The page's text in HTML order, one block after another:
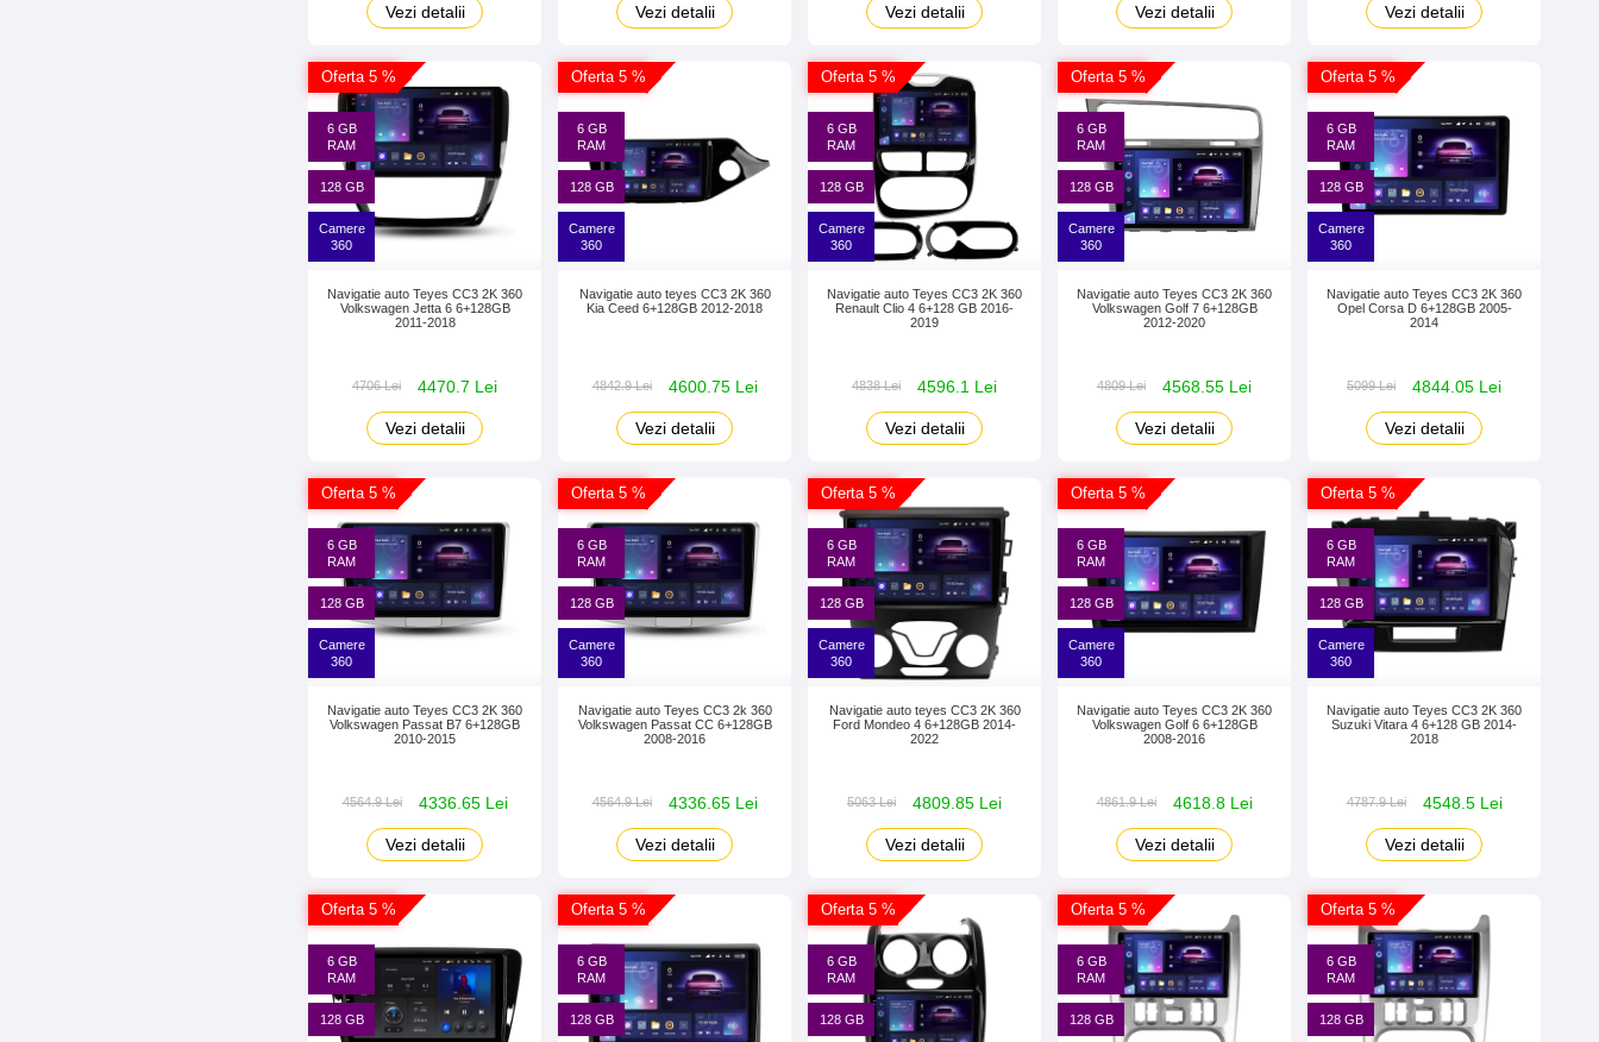
Vezi detalii Vezi detalii Vezi detalii Vezi detalii Vezi detalii
Oferta 5 %
6 GB
RAM
128 GB
Camere
360
Navigatie auto Teyes CC3 2K 360
Volkswagen Jetta 6 6+128GB
2011-2018
4706 Lei 4470.7 Lei
Vezi detalii
Oferta 5 %
6 GB
RAM
128 GB
Camere
360
Navigatie auto teyes CC3 2K 360
Kia Ceed 6+128GB 2012-2018
4842.9 Lei 4600.75 Lei
Vezi detalii
Oferta 5 %
6 GB
RAM
128 GB
Camere
360
Navigatie auto Teyes CC3 2K 360
Renault Clio 4 6+128 GB 2016-
2019
4838 Lei 4596.1 Lei
Vezi detalii
Oferta 5 %
6 GB
RAM
128 GB
Camere
360
Navigatie auto Teyes CC3 2K 360
Volkswagen Golf 7 6+128GB
2012-2020
4809 Lei 4568.55 Lei
Vezi detalii
Oferta 5 %
6 GB
RAM
128 GB
Camere
360
Navigatie auto Teyes CC3 2K 360
Opel Corsa D 6+128GB 2005-
2014
5099 Lei 4844.05 Lei
Vezi detalii
Oferta 5 %
6 GB
RAM
128 GB
Camere
360
Navigatie auto Teyes CC3 2K 360
Volkswagen Passat B7 6+128GB
2010-2015
4564.9 Lei 4336.65 Lei
Vezi detalii
Oferta 5 %
6 GB
RAM
128 GB
Camere
360
Navigatie auto Teyes CC3 2k 360
Volkswagen Passat CC 6+128GB
2008-2016
4564.9 Lei 4336.65 Lei
Vezi detalii
Oferta 5 %
6 GB
RAM
128 GB
Camere
360
Navigatie auto teyes CC3 2K 360
Ford Mondeo 4 6+128GB 2014-
2022
5063 Lei 4809.85 Lei
Vezi detalii
Oferta 5 %
6 GB
RAM
128 GB
Camere
360
Navigatie auto Teyes CC3 2K 360
Volkswagen Golf 6 6+128GB
2008-2016
4861.9 Lei 4618.8 Lei
Vezi detalii
Oferta 5 %
6 GB
RAM
128 GB
Camere
360
Navigatie auto Teyes CC3 2K 360
Suzuki Vitara 4 6+128 GB 2014-
2018
4787.9 Lei 4548.5 Lei
Vezi detalii
Oferta 5 %
6 GB
RAM
128 GB
Oferta 5 %
6 GB
RAM
128 GB
Oferta 5 %
6 GB
RAM
128 GB
Oferta 5 %
6 GB
RAM
128 GB
Oferta 5 %
6 GB
RAM
128 GB